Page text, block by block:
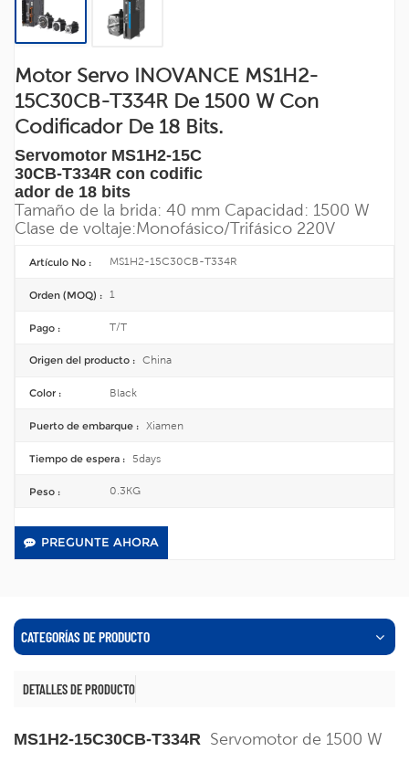
Motor Servo INOVANCE MS1H2-
15C30CB-T334R De 1500 W Con
Codificador De 18 Bits.
Servomotor MS1H2-15C
30CB-T334R con codific
ador de 18 bits
Tamaño de la brida: 40 mm Capacidad: 1500 W
Clase de voltaje:Monofásico/Trifásico 220V
Artículo No : MS1H2-15C30CB-T334R
Orden (MOQ) : 1
Pago : T/T
Origen del producto : China
Color : Black
Puerto de embarque : Xiamen
Tiempo de espera : 5days
Peso : 0.3KG
PREGUNTE AHORA
CATEGORÍAS DE PRODUCTO
DETALLES DE PRODUCTO
MS1H2-15C30CB-T334R Servomotor de 1500 W